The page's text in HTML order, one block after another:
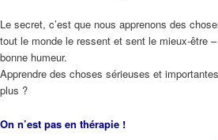
Le secret, c’est que nous apprenons des
tout le monde le ressent et sent le mieux-être
bonne humeur.
Apprendre des choses sérieuses et
plus ?
On n’est pas en thérapie !